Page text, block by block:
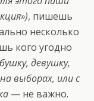
, пишешь
несколько
кого угодно
девушку,
выборах, или с
— не важно.